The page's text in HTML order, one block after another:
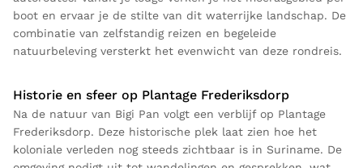
boot en ervaar je de stilte van dit waterrijke landschap. De
combinatie van zelfstandig reizen en begeleide
natuurbeleving versterkt het evenwicht van deze rondreis.
Historie en sfeer op Plantage Frederiksdorp
Na de natuur van Bigi Pan volgt een verblijf op Plantage
Frederiksdorp. Deze historische plek laat zien hoe het
koloniale verleden nog steeds zichtbaar is in Suriname. De